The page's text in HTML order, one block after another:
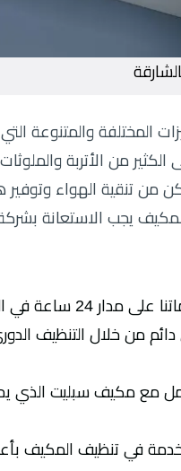
المختلفة والمتنوعة
الكثير من الأتربة
تنقية الهواء وتوفير
يجب الاستعانة
ساعة في اليوم.
من خلال التنظيف
مع مكيف سبليت الذي
في تنظيف المكيف